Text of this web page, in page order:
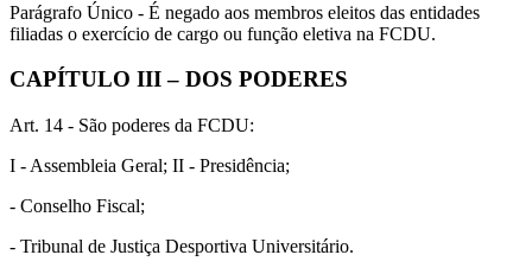
Parágrafo Único - É negado aos membros eleitos das entidades
filiadas o exercício de cargo ou função eletiva na FCDU.
CAPÍTULO III – DOS PODERES
Art. 14 - São poderes da FCDU:
I - Assembleia Geral; II - Presidência;
- Conselho Fiscal;
- Tribunal de Justiça Desportiva Universitário.